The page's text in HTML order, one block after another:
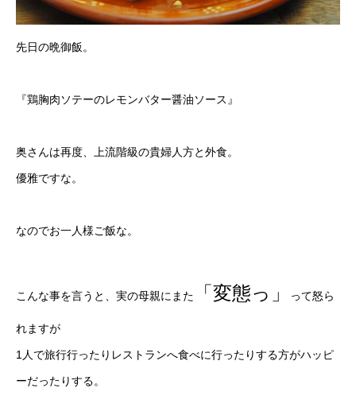
先日の晩御飯。
『鶏胸肉ソテーのレモンバター醤油ソース』
奥さんは再度、上流階級の貴婦人方と外食。
優雅ですな。
なのでお一人様ご飯な。
こんな事を言うと、実の母親にまた 「変態っ」 って怒ら
れますが
1人で旅行行ったりレストランへ食べに行ったりする方がハッピ
ーだったりする。